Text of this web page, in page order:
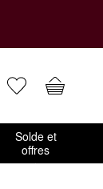
Solde et
offres